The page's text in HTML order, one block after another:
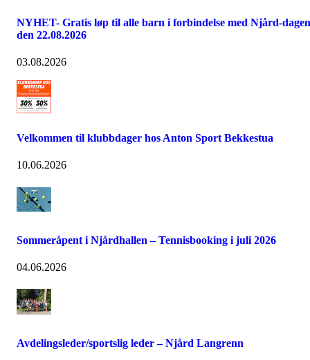
NYHET- Gratis løp til alle barn i forbindelse med Njård-dagen
den 22.08.2026
03.08.2026
Velkommen til klubbdager hos Anton Sport Bekkestua
10.06.2026
Sommeråpent i Njårdhallen – Tennisbooking i juli 2026
04.06.2026
Avdelingsleder/sportslig leder – Njård Langrenn